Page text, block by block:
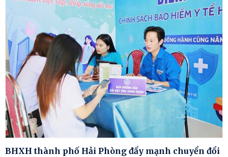
BHXH thành phố Hải Phòng đẩy mạnh chuyển đổi